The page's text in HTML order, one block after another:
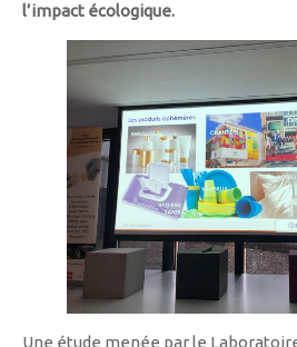
l’impact écologique.
Une étude menée par le Laboratoire